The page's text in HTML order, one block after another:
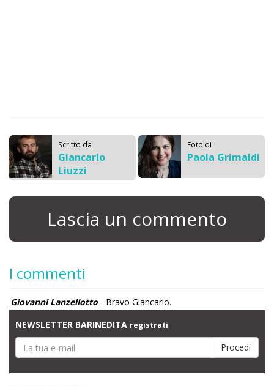
Scritto da
Giancarlo
Liuzzi
Foto di
Paola Grimaldi
Lascia un commento
I commenti
Giovanni Lanzellotto - Bravo Giancarlo.
NEWSLETTER BARINEDITA registrati